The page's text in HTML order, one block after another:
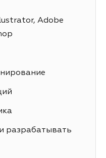
Adobe
разрабатывать